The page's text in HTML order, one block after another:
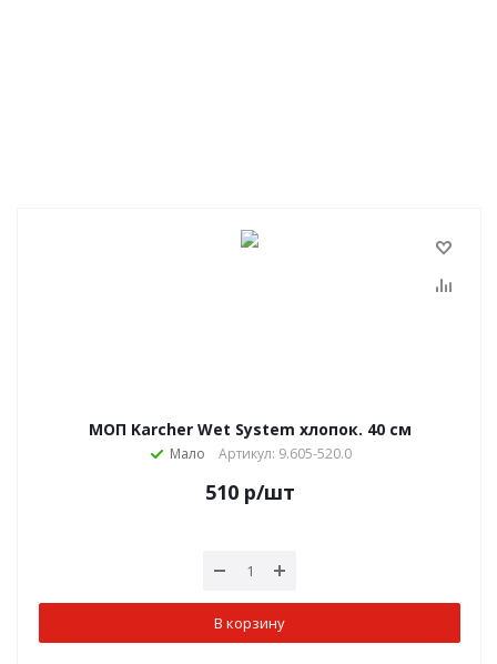
МОП Karcher Wet System хлопок. 40 см
Мало Артикул: 9.605-520.0
510р/шт
В корзину